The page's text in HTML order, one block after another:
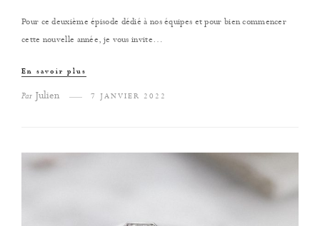
Pour ce deuxième épisode dédié à nos équipes et pour bien commencer
cette nouvelle année, je vous invite…
En savoir plus
Par Julien 7 JANVIER 2022